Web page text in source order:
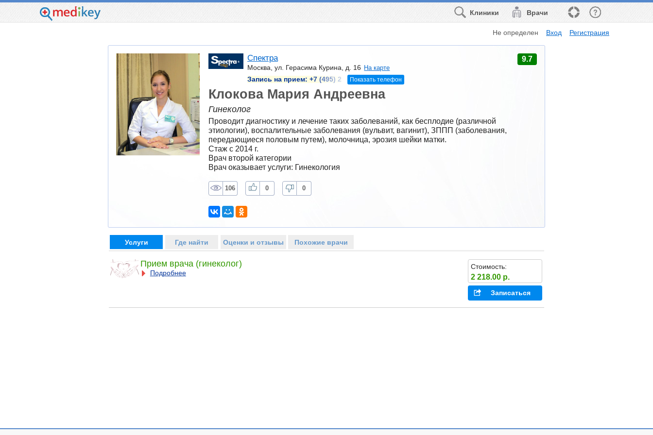
Врачи
Клиники
Не определен Вход Регистрация
Спектра
Москва, ул. Герасима Курина, д. 16 На карте
Запись на прием: +7 (495) 2 Показать телефон
9.7
Клокова Мария Андреевна
Гинеколог
Проводит диагностику и лечение таких заболеваний, как бесплодие (различной
этиологии), воспалительные заболевания (вульвит, вагинит), ЗППП (заболевания,
передающиеся половым путем), молочница, эрозия шейки матки.
Стаж с 2014 г.
Врач второй категории
Врач оказывает услуги: Гинекология
106 0 0
Услуги Где найти Оценки и отзывы Похожие врачи
Прием врача (гинеколог)
Подробнее
Стоимость:
2 218.00 р.
Записаться